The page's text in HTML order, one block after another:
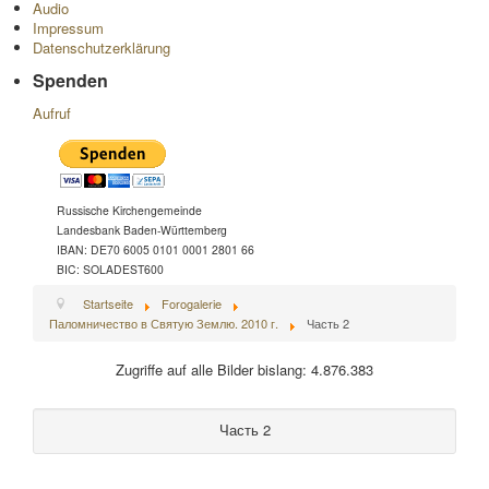
Audio
Impressum
Datenschutzerklärung
Spenden
Aufruf
Russische Kirchengemeinde
Landesbank Baden-Württemberg
IBAN: DE70 6005 0101 0001 2801 66
BIC: SOLADEST600
Startseite
Forogalerie
Паломничество в Святую Землю. 2010 г.
Часть 2
Zugriffe auf alle Bilder bislang: 4.876.383
Часть 2